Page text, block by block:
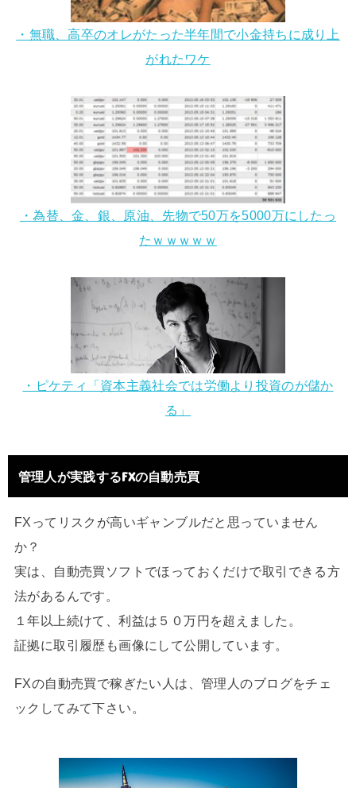
・無職、高卒のオレがたった半年間で小金持ちに成り上
がれたワケ
・為替、金、銀、原油、先物で50万を5000万にしたっ
たｗｗｗｗｗ
・ピケティ「資本主義社会では労働より投資のが儲か
る」
管理人が実践するFXの自動売買
FXってリスクが高いギャンブルだと思っていません
か？
実は、自動売買ソフトでほっておくだけで取引できる方
法があるんです。
１年以上続けて、利益は５０万円を超えました。
証拠に取引履歴も画像にして公開しています。
FXの自動売買で稼ぎたい人は、管理人のブログをチェ
ックしてみて下さい。